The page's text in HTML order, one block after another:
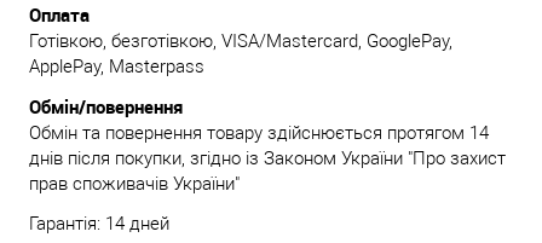
Оплата
Готівкою, безготівкою, VISA/Mastercard, GooglePay,
ApplePay, Masterpass
Обмін/повернення
Обмін та повернення товару здійснюється протягом 14
днів після покупки, згідно із Законом України "Про захист
прав споживачів України"
Гарантія: 14 дней